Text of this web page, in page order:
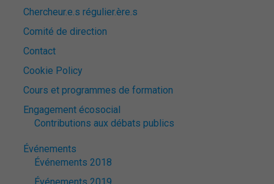
Chercheur.e.s régulier.ère.s
Comité de direction
Contact
Cookie Policy
Cours et programmes de formation
Engagement écosocial
Contributions aux débats publics
Événements
Événements 2018